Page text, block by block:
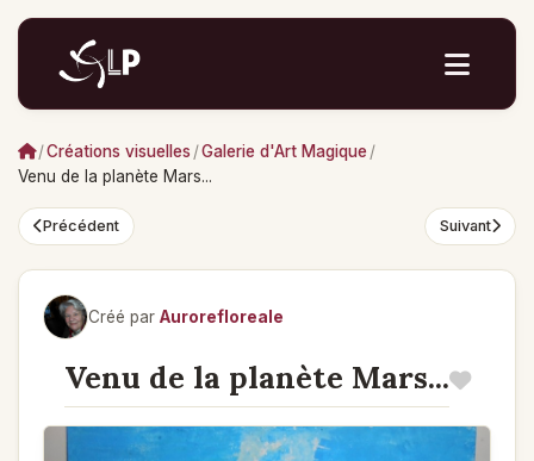
/Créations visuelles /Galerie d'Art Magique/
Venu de la planète Mars...
Précédent Suivant
Créé par Aurorefloreale
Venu de la planète Mars...